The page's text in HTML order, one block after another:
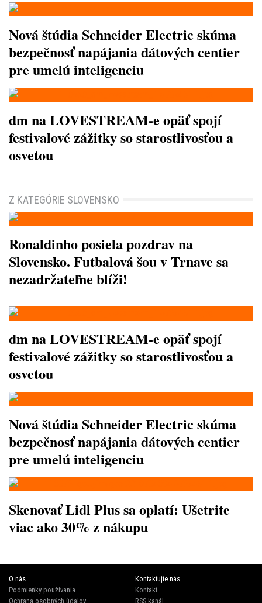
Nová štúdia Schneider Electric skúma
bezpečnosť napájania dátových centier
pre umelú inteligenciu
dm na LOVESTREAM-e opäť spojí
festivalové zážitky so starostlivosťou a
osvetou
Z KATEGÓRIE SLOVENSKO
Ronaldinho posiela pozdrav na
Slovensko. Futbalová šou v Trnave sa
nezadržateľne blíži!
dm na LOVESTREAM-e opäť spojí
festivalové zážitky so starostlivosťou a
osvetou
Nová štúdia Schneider Electric skúma
bezpečnosť napájania dátových centier
pre umelú inteligenciu
Skenovať Lidl Plus sa oplatí: Ušetrite
viac ako 30% z nákupu
O nás
Podmienky používania
Ochrana osobných údajov
Kontaktujte nás
Kontakt
RSS kanál